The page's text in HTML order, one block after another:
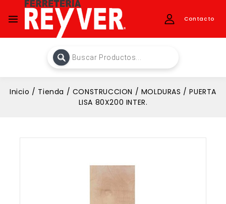
Contacto
Inicio / Tienda / CONSTRUCCION / MOLDURAS / PUERTA
LISA 80X200 INTER.